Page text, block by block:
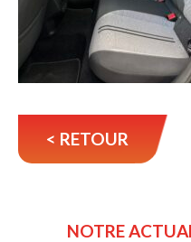
< RETOUR
NOTRE